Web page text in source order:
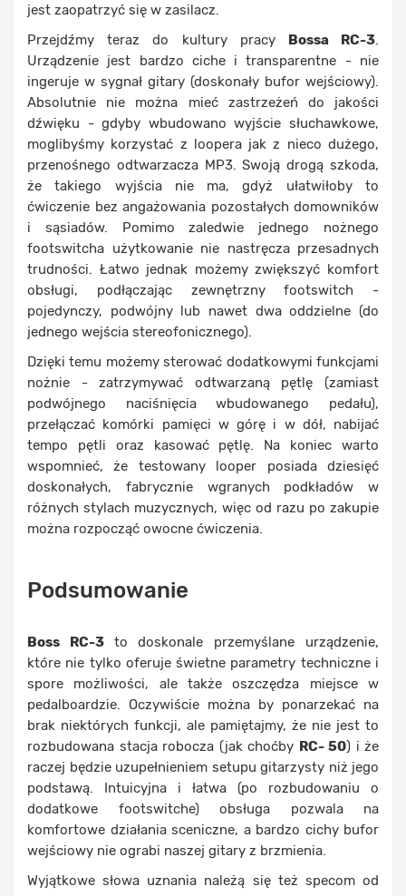
jest zaopatrzyć się w zasilacz.
Przejdźmy teraz do kultury pracy Bossa RC-3.
Urządzenie jest bardzo ciche i transparentne - nie
ingeruje w sygnał gitary (doskonały bufor wejściowy).
Absolutnie nie można mieć zastrzeżeń do jakości
dźwięku - gdyby wbudowano wyjście słuchawkowe,
moglibyśmy korzystać z loopera jak z nieco dużego,
przenośnego odtwarzacza MP3. Swoją drogą szkoda,
że takiego wyjścia nie ma, gdyż ułatwiłoby to
ćwiczenie bez angażowania pozostałych domowników
i sąsiadów. Pomimo zaledwie jednego nożnego
footswitcha użytkowanie nie nastręcza przesadnych
trudności. Łatwo jednak możemy zwiększyć komfort
obsługi, podłączając zewnętrzny footswitch -
pojedynczy, podwójny lub nawet dwa oddzielne (do
jednego wejścia stereofonicznego).
Dzięki temu możemy sterować dodatkowymi funkcjami
nożnie - zatrzymywać odtwarzaną pętlę (zamiast
podwójnego naciśnięcia wbudowanego pedału),
przełączać komórki pamięci w górę i w dół, nabijać
tempo pętli oraz kasować pętlę. Na koniec warto
wspomnieć, że testowany looper posiada dziesięć
doskonałych, fabrycznie wgranych podkładów w
różnych stylach muzycznych, więc od razu po zakupie
można rozpocząć owocne ćwiczenia.
Podsumowanie
Boss RC-3 to doskonale przemyślane urządzenie,
które nie tylko oferuje świetne parametry techniczne i
spore możliwości, ale także oszczędza miejsce w
pedalboardzie. Oczywiście można by ponarzekać na
brak niektórych funkcji, ale pamiętajmy, że nie jest to
rozbudowana stacja robocza (jak choćby RC- 50) i że
raczej będzie uzupełnieniem setupu gitarzysty niż jego
podstawą. Intuicyjna i łatwa (po rozbudowaniu o
dodatkowe footswitche) obsługa pozwala na
komfortowe działania sceniczne, a bardzo cichy bufor
wejściowy nie ograbi naszej gitary z brzmienia.
Wyjątkowe słowa uznania należą się też specom od